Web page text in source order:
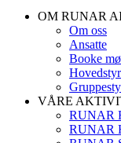
OM RUNAR
Om oss
Ansatte
Booke
VÅRE
RUNAR
RUNAR